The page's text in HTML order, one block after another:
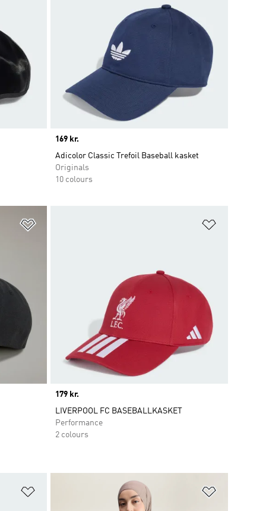
Price
169 kr.
Adicolor Classic Trefoil Baseball kasket
Originals
10 colours
Price
179 kr.
LIVERPOOL FC BASEBALLKASKET
Performance
2 colours